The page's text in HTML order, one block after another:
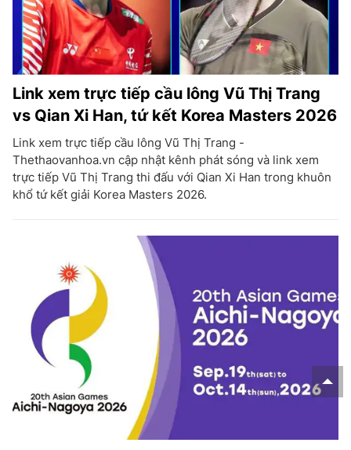
Link xem trực tiếp cầu lông Vũ Thị Trang
vs Qian Xi Han, tứ kết Korea Masters 2026
Link xem trực tiếp cầu lông Vũ Thị Trang -
Thethaovanhoa.vn cập nhật kênh phát sóng và link xem
trực tiếp Vũ Thị Trang thi đấu với Qian Xi Han trong khuôn
khổ tứ kết giải Korea Masters 2026.